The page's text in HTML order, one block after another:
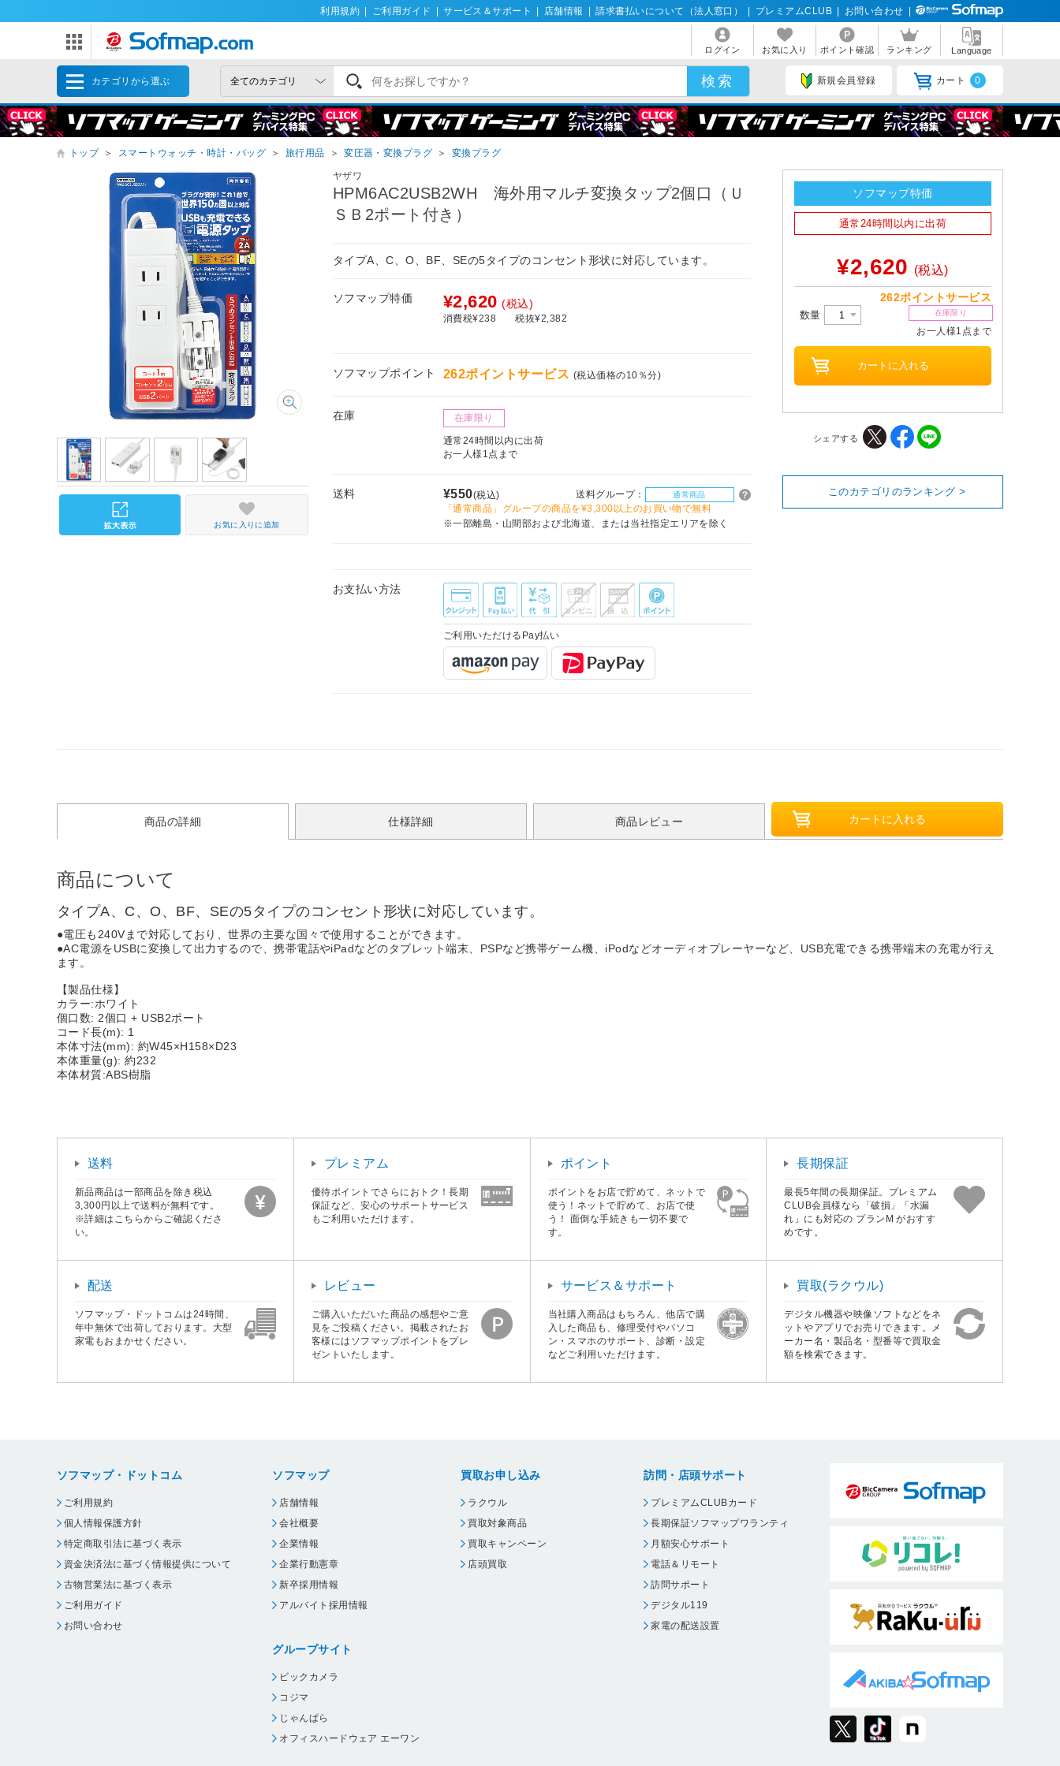
利用規約 ご利用ガイド サービス＆サポート 店舗情報 請求書払いについて（法人窓口） プレミアムCLUB お問い合わせ
ログイン お気に入り ポイント確認 ランキング Language
カテゴリから選ぶ 新規会員登録 カート 0
トップ ＞ スマートウォッチ・時計・バッグ ＞ 旅行用品 ＞ 変圧器・変換プラグ ＞ 変換プラグ
ヤザワ
HPM6AC2USB2WH 海外用マルチ変換タップ2個口（Ｕ
ＳＢ2ポート付き）
タイプA、C、O、BF、SEの5タイプのコンセント形状に対応しています。
ソフマップ特価 ¥2,620 (税込)
消費税¥238 税抜¥2,382
ソフマップポイント 262ポイントサービス (税込価格の10％分)
在庫 在庫限り
通常24時間以内に出荷
お一人様1点まで
送料 ¥550(税込) 送料グループ： 通常商品
「通常商品」グループの商品を¥3,300以上のお買い物で無料
※一部離島・山間部および北海道、または当社指定エリアを除く
お支払い方法
ご利用いただけるPay払い
お気に入りに追加
ソフマップ特価
通常24時間以内に出荷
¥2,620 (税込)
262ポイントサービス
数量 在庫限り
お一人様1点まで
シェアする
このカテゴリのランキング >
商品の詳細 仕様詳細 商品レビュー
商品について
タイプA、C、O、BF、SEの5タイプのコンセント形状に対応しています。
●電圧も240Vまで対応しており、世界の主要な国々で使用することができます。
●AC電源をUSBに変換して出力するので、携帯電話やiPadなどのタブレット端末、PSPなど携帯ゲーム機、iPodなどオーディオプレーヤーなど、USB充電できる携帯端末の充電が行え
ます。
【製品仕様】
カラー:ホワイト
個口数: 2個口 + USB2ポート
コード長(m): 1
本体寸法(mm): 約W45×H158×D23
本体重量(g): 約232
本体材質:ABS樹脂
送料
新品商品は一部商品を除き税込
3,300円以上で送料が無料です。
※詳細はこちらからご確認くださ
い。
プレミアム
優待ポイントでさらにおトク！長期
保証など、安心のサポートサービス
もご利用いただけます。
ポイント
ポイントをお店で貯めて、ネットで
使う！ネットで貯めて、お店で使
う！ 面倒な手続きも一切不要で
す。
長期保証
最長5年間の長期保証。プレミアム
CLUB会員様なら「破損」「水漏
れ」にも対応の プランM がおすす
めです。
配送
ソフマップ・ドットコムは24時間、
年中無休で出荷しております。大型
家電もおまかせください。
レビュー
ご購入いただいた商品の感想やご意
見をご投稿ください。掲載されたお
客様にはソフマップポイントをプレ
ゼントいたします。
サービス＆サポート
当社購入商品はもちろん、他店で購
入した商品も、修理受付やパソコ
ン・スマホのサポート、診断・設定
などご利用いただけます。
買取(ラクウル)
デジタル機器や映像ソフトなどをネ
ットやアプリでお売りできます。メ
ーカー名・製品名・型番等で買取金
額を検索できます。
ソフマップ・ドットコム
ご利用規約
個人情報保護方針
特定商取引法に基づく表示
資金決済法に基づく情報提供について
古物営業法に基づく表示
ご利用ガイド
お問い合わせ
ソフマップ
店舗情報
会社概要
企業情報
企業行動憲章
新卒採用情報
アルバイト採用情報
グループサイト
ビックカメラ
コジマ
じゃんぱら
オフィスハードウェア エーワン
買取お申し込み
ラクウル
買取対象商品
買取キャンペーン
店頭買取
訪問・店頭サポート
プレミアムCLUBカード
長期保証ソフマップワランティ
月額安心サポート
電話＆リモート
訪問サポート
デジタル119
家電の配送設置